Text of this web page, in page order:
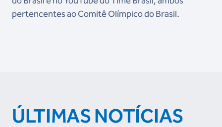
pertencentes ao Comitê Olímpico do Brasil.
ÚLTIMAS NOTÍCIAS